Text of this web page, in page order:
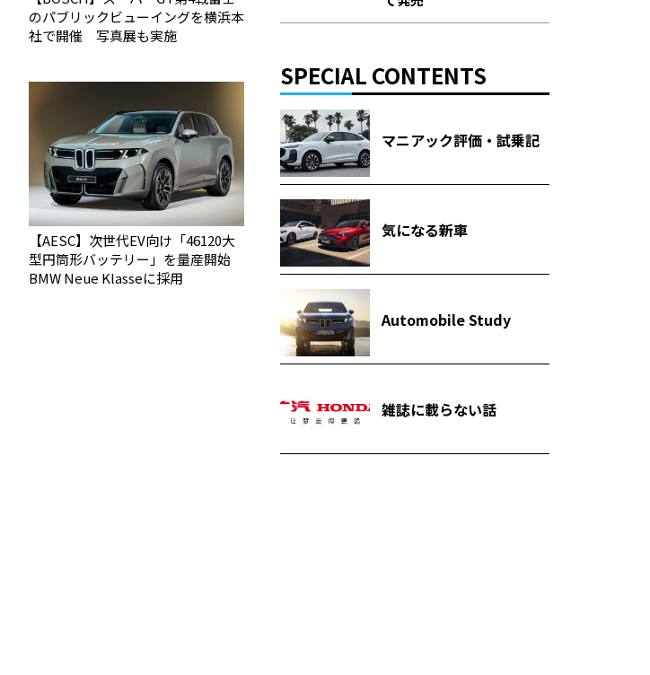
のパブリックビューイングを横浜本
社で開催 写真展も実施
【AESC】次世代EV向け「46120大
型円筒形バッテリー」を量産開始
BMW Neue Klasseに採用
SPECIAL CONTENTS
マニアック評価・試乗記
気になる新車
Automobile Study
雑誌に載らない話